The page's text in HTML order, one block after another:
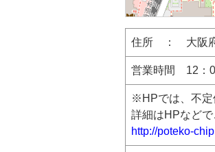
住所 ： 大阪府
営業時間 12：
※HPでは、不定
詳細はHPなどで
http://poteko-